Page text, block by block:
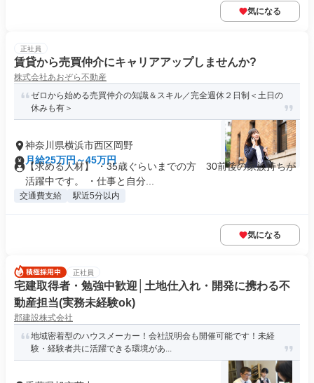
気になる
正社員
賃貸から売買仲介にキャリアアップしませんか?
株式会社あおぞら不動産
ゼロから始める売買仲介の知識＆スキル／完全週休２日制＜土日の
休みも有＞
神奈川県横浜市西区岡野
月給25万円～45万円
【求める人材】 ・35歳ぐらいまでの方 30前後の家族持ちが
活躍中です。 ・仕事と自分...
交通費支給 駅近5分以内
気になる
正社員
宅建取得者・勉強中歓迎│土地仕入れ・開発に携わる不
動産担当(実務未経験ok)
郡建設株式会社
地域密着型のハウスメーカー！会社説明会も開催可能です！未経
験・経験者共に活躍できる環境があ...